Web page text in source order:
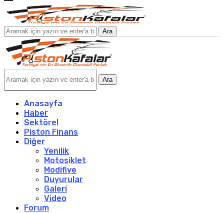
Ara
Ara
Anasayfa
Haber
Sektörel
Piston Finans
Diğer
Yenilik
Motosiklet
Modifiye
Duyurular
Galeri
Video
Forum